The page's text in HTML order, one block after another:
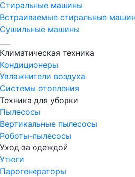
Стиральные машины
Встраиваемые стиральные
Сушильные машины
Климатическая техника
Кондиционеры
Увлажнители воздуха
Системы отопления
Техника для уборки
Пылесосы
Вертикальные пылесосы
Роботы-пылесосы
Уход за одеждой
Утюги
Парогенераторы